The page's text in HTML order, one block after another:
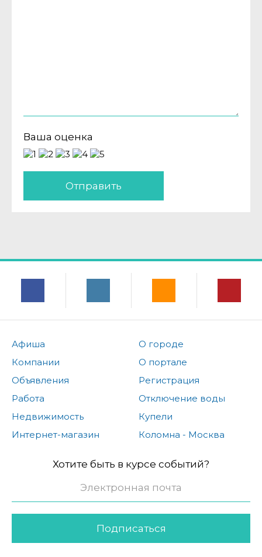
Ваша оценка
Отправить
Афиша
Компании
Объявления
Работа
Недвижимость
Интернет-магазин
О городе
О портале
Регистрация
Отключение воды
Купели
Коломна - Москва
Хотите быть в курсе событий?
Подписаться